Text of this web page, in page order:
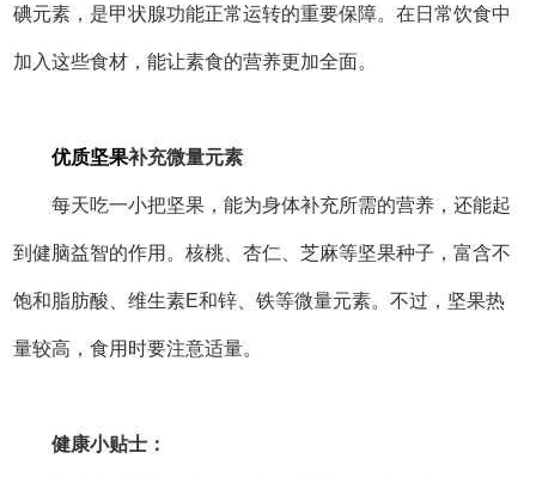
维生素B12：蛋、奶、酵母、绿叶菜等。
维生素C：辣椒、番茄、草莓、橙等。
钙：豆奶、豆腐、西芹、芥兰、芝麻等。
铁：南瓜籽、杏仁、腰果、梅脯、核桃等。
锌：巴西坚果、全麦谷物、燕麦等。
弘扬养生文化，造福人类健康。全民健康素养提质升
级，实现全民健康是我们共同的目标，让我们一起践行“饮食
美丽、富足、成长、快乐的和美生活！